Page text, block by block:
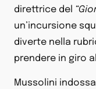
direttrice del
un’incursione
diverte nella
prendere in giro
Mussolini